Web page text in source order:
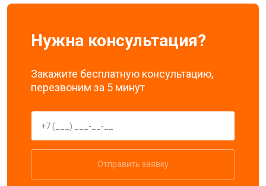
Нужна консультация?
Закажите бесплатную консультацию,
перезвоним за 5 минут
Отправить заявку